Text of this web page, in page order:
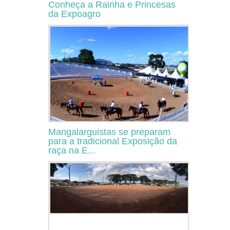
Conheça a Rainha e Princesas
da Expoagro
Mangalarguistas se preparam
para a tradicional Exposição da
raça na E...